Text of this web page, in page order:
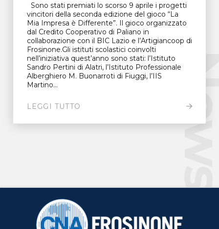
Sono stati premiati lo scorso 9 aprile i progetti
vincitori della seconda edizione del gioco “La
Mia Impresa è Differente”. Il gioco organizzato
dal Credito Cooperativo di Paliano in
collaborazione con il BIC Lazio e l’Artigiancoop di
Frosinone.Gli istituti scolastici coinvolti
nell’iniziativa quest’anno sono stati: l’Istituto
Sandro Pertini di Alatri, l’Istituto Professionale
Alberghiero M. Buonarroti di Fiuggi, l’IIS
Martino...
LEGGI TUTTO